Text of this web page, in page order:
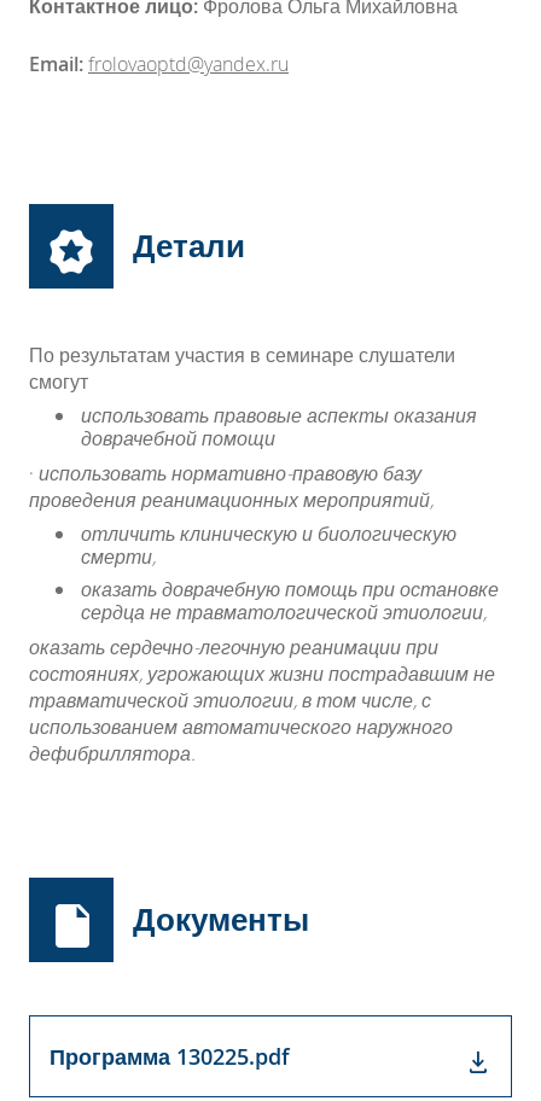
Контактное лицо: Фролова Ольга Михайловна
Email:frolovaoptd@yandex.ru
Детали
По результатам участия в семинаре слушатели
смогут
использовать правовые аспекты оказания
доврачебной помощи
· использовать нормативно-правовую базу
проведения реанимационных мероприятий,
отличить клиническую и биологическую
смерти,
оказать доврачебную помощь при остановке
сердца не травматологической этиологии,
оказать сердечно-легочную реанимации при
состояниях, угрожающих жизни пострадавшим не
травматической этиологии, в том числе, с
использованием автоматического наружного
дефибриллятора.
Документы
Программа 130225.pdf